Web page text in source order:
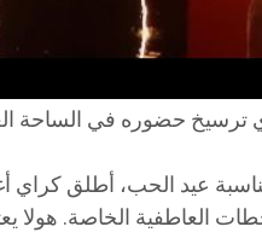
حضوره في الساحة